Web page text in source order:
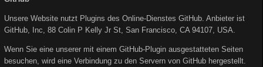
Unsere Website nutzt Plugins des Online-Dienstes GitHub. Anbieter ist
GitHub, Inc, 88 Colin P Kelly Jr St, San Francisco, CA 94107, USA.
Wenn Sie eine unserer mit einem GitHub-Plugin ausgestatteten Seiten
besuchen, wird eine Verbindung zu den Servern von GitHub hergestellt.